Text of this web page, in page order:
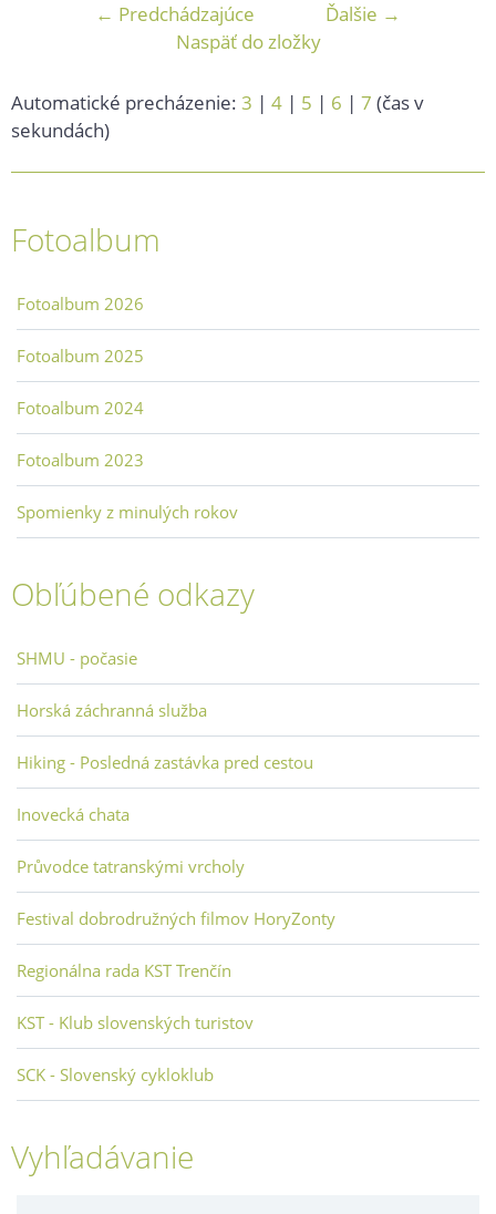
← Predchádzajúce
Ďalšie →
Naspäť do zložky
Automatické precházenie: 3 | 4 | 5 | 6 | 7 (čas v
sekundách)
Fotoalbum
Fotoalbum 2026
Fotoalbum 2025
Fotoalbum 2024
Fotoalbum 2023
Spomienky z minulých rokov
Obľúbené odkazy
SHMU - počasie
Horská záchranná služba
Hiking - Posledná zastávka pred cestou
Inovecká chata
Průvodce tatranskými vrcholy
Festival dobrodružných filmov HoryZonty
Regionálna rada KST Trenčín
KST - Klub slovenských turistov
SCK - Slovenský cykloklub
Vyhľadávanie